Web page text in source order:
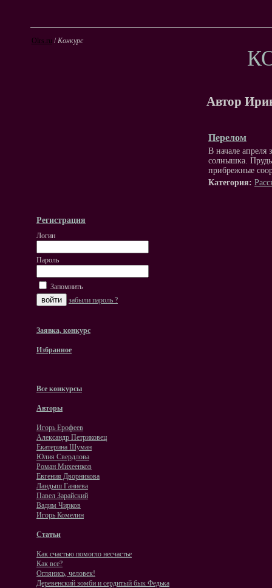
Olrs.ru /Конкурс
Регистрация
Логин
Пароль
Запомнить
забыли пароль ?
Заявка, конкурс
Избранное
Все конкурсы
Авторы
Игорь Ерофеев
Александр Петриковец
Екатерина Шуман
Юлия Свердлова
Роман Михеенков
Евгения Дворникова
Ландыш Ганиева
Павел Зарайский
Вадим Чирков
Игорь Комелин
Статьи
Как счастью помогло несчастье
Как все?
Оглянись, человек!
Деревенский зомби и сердитый бык Федька
Автор
Перелом
В начале апреля
солнышка. Пруды
прибрежные
Категория: